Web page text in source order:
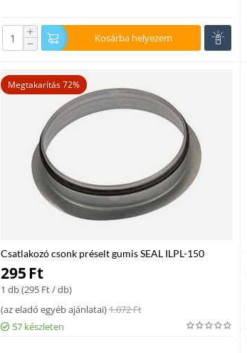
+
− Kosárba helyezem
Megtakarítás 72%
Csatlakozó csonk préselt gumis SEAL ILPL-150
295Ft
1 db (295Ft/ db)
(az eladó egyéb ajánlatai)1.072Ft
57 készleten